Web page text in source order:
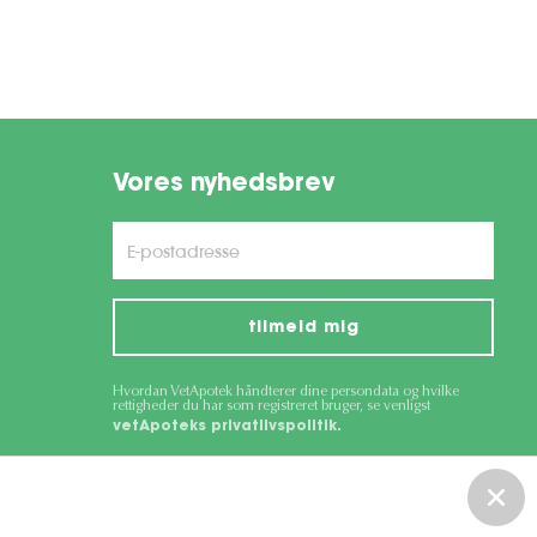
Vores nyhedsbrev
tilmeld mig
Hvordan VetApotek håndterer dine persondata og hvilke
rettigheder du har som registreret bruger, se venligst
vetApoteks privatlivspolitik.